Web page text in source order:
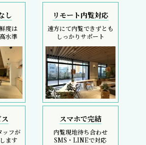
し
度は
水準
リモート内覧対応
遠方にて内覧できずとも
しっかりサポート
ッフが
ます
スマホで完結
内覧現地待ち合わせ
SMS・LINEで対応